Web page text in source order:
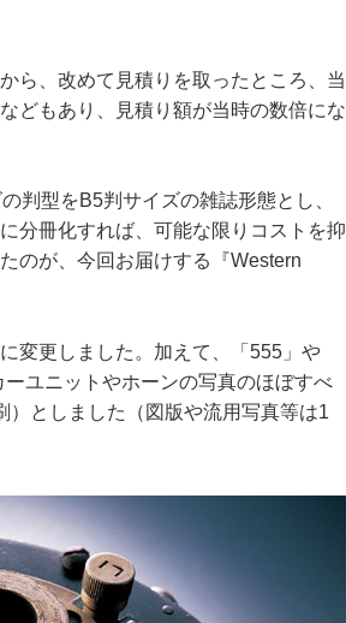
ら、改めて見積りを取ったところ、当
どもあり、見積り額が当時の数倍にな
判型をB5判サイズの雑誌形態とし、
分冊化すれば、可能な限りコストを抑
のが、今回お届けする『Western
変更しました。加えて、「555」や
ユニットやホーンの写真のほぼすべ
としました（図版や流用写真等は1